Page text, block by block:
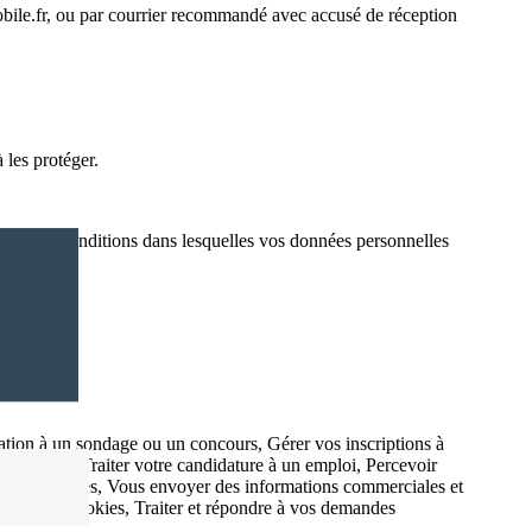
ou par courrier recommandé avec accusé de réception
protéger.
les conditions dans lesquelles vos données personnelles
à un sondage ou un concours, Gérer vos inscriptions à
le site, Traiter votre candidature à un emploi, Percevoir
services, Vous envoyer des informations commerciales et
des cookies, Traiter et répondre à vos demandes